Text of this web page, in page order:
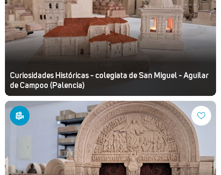
Curiosidades Históricas - colegiata de San Miguel - Aguilar
de Campoo (Palencia)